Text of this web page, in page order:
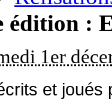
édition
1er
et